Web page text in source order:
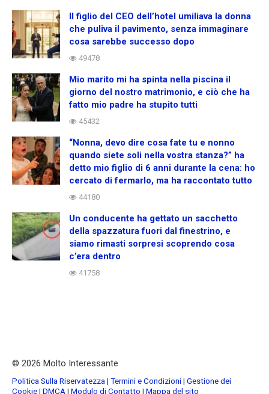
Il figlio del CEO dell’hotel umiliava la donna
che puliva il pavimento, senza immaginare
cosa sarebbe successo dopo
49478
Mio marito mi ha spinta nella piscina il
giorno del nostro matrimonio, e ciò che ha
fatto mio padre ha stupito tutti
45432
“Nonna, devo dire cosa fate tu e nonno
quando siete soli nella vostra stanza?” ha
detto mio figlio di 6 anni durante la cena: ho
cercato di fermarlo, ma ha raccontato tutto
44180
Un conducente ha gettato un sacchetto
della spazzatura fuori dal finestrino, e
siamo rimasti sorpresi scoprendo cosa
c’era dentro
41758
© 2026 Molto Interessante
Politica Sulla Riservatezza | Termini e Condizioni| Gestione dei
Cookie| DMCA | Modulo di Contatto | Mappa del sito